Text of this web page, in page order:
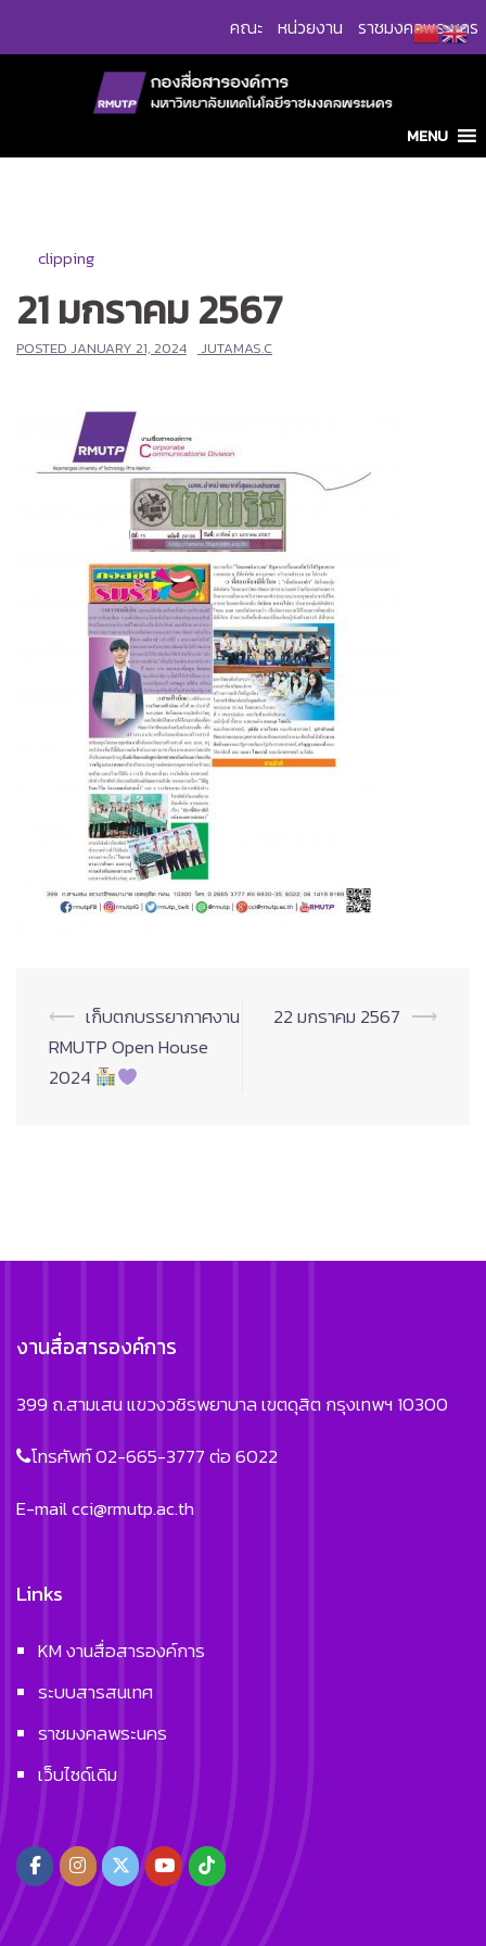
คณะ หน่วยงาน ราชมงคลพระนคร
MENU
clipping
21 มกราคม 2567
POSTED JANUARY 21, 2024 JUTAMAS.C
Post
navigation
⟵ เก็บตกบรรยากาศงาน
RMUTP Open House
2024
22 มกราคม 2567 ⟶
งานสื่อสารองค์การ
399 ถ.สามเสน แขวงวชิรพยาบาล เขตดุสิต กรุงเทพฯ 10300
โทรศัพท์ 02-665-3777 ต่อ 6022
E-mailcci@rmutp.ac.th
Links
KM งานสื่อสารองค์การ
ระบบสารสนเทศ
ราชมงคลพระนคร
เว็บไซด์เดิม